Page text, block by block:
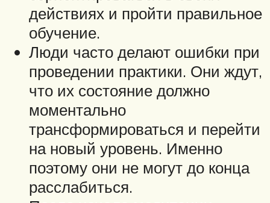
действиях и пройти правильное
обучение.
Люди часто делают ошибки при
проведении практики. Они ждут,
что их состояние должно
моментально
трансформироваться и перейти
на новый уровень. Именно
поэтому они не могут до конца
расслабиться.